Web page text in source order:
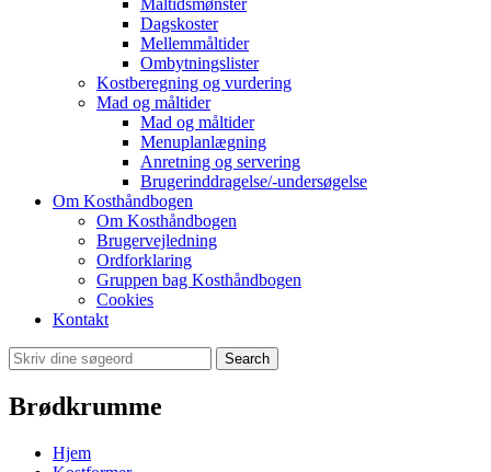
Måltidsmønster
Dagskoster
Mellemmåltider
Ombytningslister
Kostberegning og vurdering
Mad og måltider
Mad og måltider
Menuplanlægning
Anretning og servering
Brugerinddragelse/-undersøgelse
Om Kosthåndbogen
Om Kosthåndbogen
Brugervejledning
Ordforklaring
Gruppen bag Kosthåndbogen
Cookies
Kontakt
Search
Brødkrumme
Hjem